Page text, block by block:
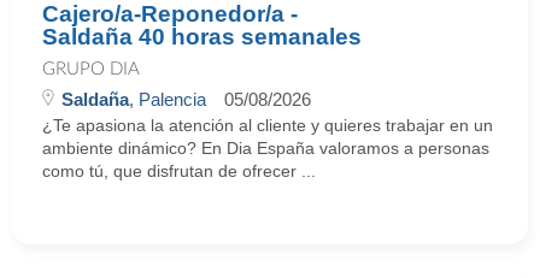
Cajero/a-Reponedor/a -
Saldaña 40 horas semanales
GRUPO DIA
Saldaña, Palencia 05/08/2026
¿Te apasiona la atención al cliente y quieres trabajar en un
ambiente dinámico? En Dia España valoramos a personas
como tú, que disfrutan de ofrecer ...